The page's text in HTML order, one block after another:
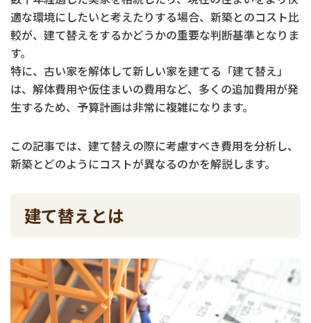
適な環境にしたいと考えたりする場合、新築とのコスト比
較が、建て替えをするかどうかの重要な判断基準となりま
す。
特に、古い家を解体して新しい家を建てる「建て替え」
は、解体費用や仮住まいの費用など、多くの追加費用が発
生するため、予算計画は非常に複雑になります。
この記事では、建て替えの際に考慮すべき費用を分析し、
新築とどのようにコストが異なるのかを解説します。
建て替えとは